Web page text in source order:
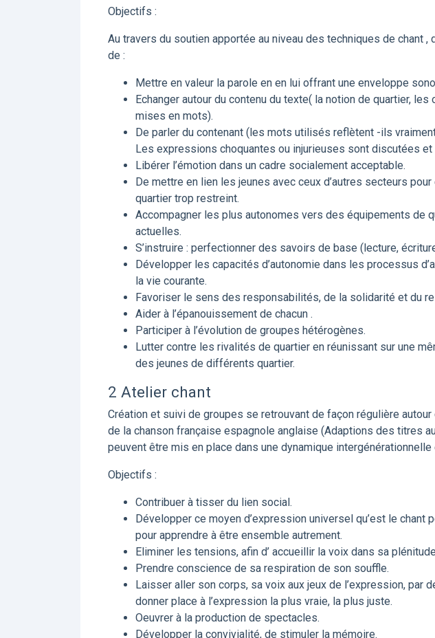
Objectifs :
Au travers du soutien apportée au niveau des techniques de chant ,
de :
Mettre en valeur la parole en en lui offrant une enveloppe
Echanger autour du contenu du texte( la notion de quartier,
mises en mots).
De parler du contenant (les mots utilisés reflètent -ils
Les expressions choquantes ou injurieuses sont discutées
Libérer l’émotion dans un cadre socialement acceptable.
De mettre en lien les jeunes avec ceux d’autres secteurs
quartier trop restreint.
Accompagner les plus autonomes vers des équipements de
actuelles.
S’instruire : perfectionner des savoirs de base (lecture,
Développer les capacités d’autonomie dans les processus
la vie courante.
Favoriser le sens des responsabilités, de la solidarité et du
Aider à l’épanouissement de chacun .
Participer à l’évolution de groupes hétérogènes.
Lutter contre les rivalités de quartier en réunissant sur une
des jeunes de différents quartier.
2 Atelier chant
Création et suivi de groupes se retrouvant de façon régulière
de la chanson française espagnole anglaise (Adaptions des titres
peuvent être mis en place dans une dynamique
Objectifs :
Contribuer à tisser du lien social.
Développer ce moyen d’expression universel qu’est le chant
pour apprendre à être ensemble autrement.
Eliminer les tensions, afin d’ accueillir la voix dans sa
Prendre conscience de sa respiration de son souffle.
Laisser aller son corps, sa voix aux jeux de l’expression, par
donner place à l’expression la plus vraie, la plus juste.
Oeuvrer à la production de spectacles.
Développer la convivialité, de stimuler la mémoire.